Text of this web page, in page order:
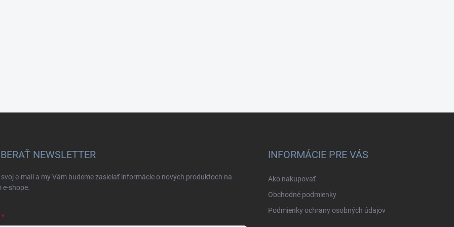
NEWSLETTER
e-mail a my Vám budeme zasielať informácie o nových produktoch na
e-shope.
INFORMÁCIE PRE VÁS
Ako nakupovať
Obchodné podmienky
Podmienky ochrany osobných údajov